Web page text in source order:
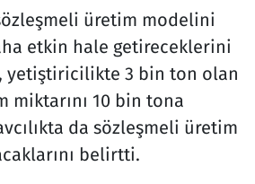
üretim modelini
etkin hale getireceklerini
yetiştiricilikte 3 bin ton olan
miktarını 10 bin tona
da sözleşmeli üretim
belirtti.